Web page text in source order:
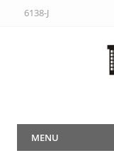
6138-J
MENU